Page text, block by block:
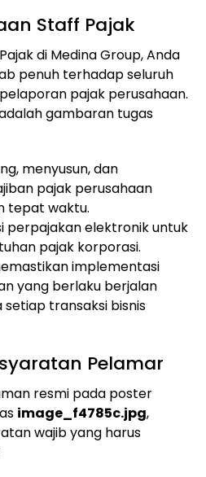
Staff Pajak
di Medina Group, Anda
penuh terhadap seluruh
pajak perusahaan.
gambaran tugas
menyusun, dan
pajak perusahaan
tepat waktu.
perpajakan elektronik untuk
pajak korporasi.
implementasi
yang berlaku berjalan
transaksi bisnis
Pelamar
resmi pada poster
image_f4785c.jpg,
wajib yang harus